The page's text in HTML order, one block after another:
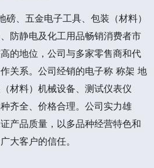
、五金电子工具、包装（材料）
防静电及化工用品畅销消费者市
的地位，公司与多家零售商和代
关系。公司经销的电子称 称架 地
材料）机械设备、测试仪表仪
齐全、价格合理。公司实力雄
产品质量，以多品种经营特色和
大客户的信任。